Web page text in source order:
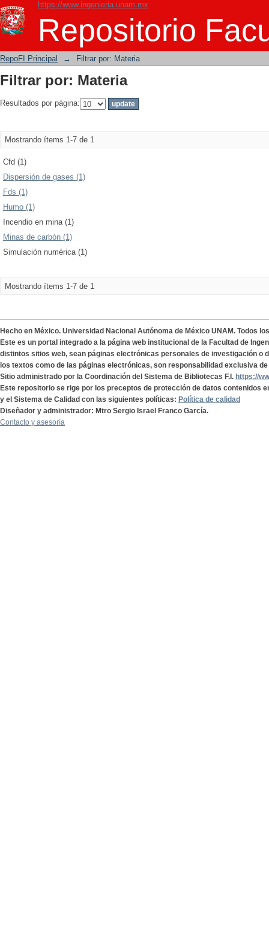
https://www.ingenieria.unam.mx
Repositorio
Filtrar por: Materia
RepoFI Principal → Filtrar por: Materia
Filtrar por: Materia
Resultados por página:
Mostrando ítems 1-7 de 1
Cfd (1)
Dispersión de gases (1)
Fds (1)
Humo (1)
Incendio en mina (1)
Minas de carbón (1)
Simulación numérica (1)
Mostrando ítems 1-7 de 1
Hecho en México. Universidad Nacional Autónoma de México UNAM. Todos
Este es un portal integrado a la página web institucional de la Facultad de
distintos sitios web, sean páginas electrónicas personales de investigación o
los textos como de las páginas electrónicas, son responsabilidad exclusiva
Sitio administrado por la Coordinación del Sistema de Bibliotecas F.I. https://
Este repositorio se rige por los preceptos de protección de datos contenidos
y el Sistema de Calidad con las siguientes políticas: Política de calidad
Diseñador y administrador: Mtro Sergio Israel Franco García.
Contacto y asesoría